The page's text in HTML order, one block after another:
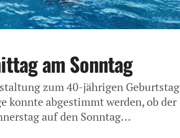
am Sonntag
zum 40-jährigen Geburtstag
konnte abgestimmt werden, ob der
auf den Sonntag...